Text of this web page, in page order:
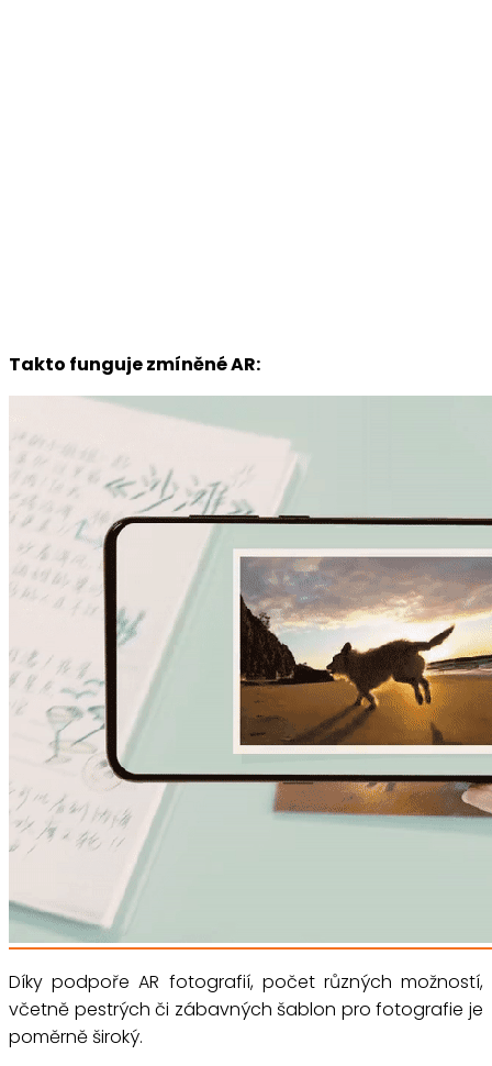
Takto funguje zmíněné AR:
Díky podpoře AR fotografií, počet různých možností,
včetně pestrých či zábavných šablon pro fotografie je
poměrně široký.